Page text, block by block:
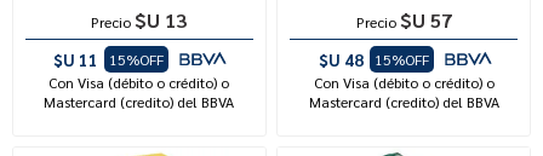
Precio $U 13
$U 11
15%OFF
Con Visa (débito o crédito) o
Mastercard (credito) del BBVA
Precio $U 57
$U 48
15%OFF
Con Visa (débito o crédito) o
Mastercard (credito) del BBVA